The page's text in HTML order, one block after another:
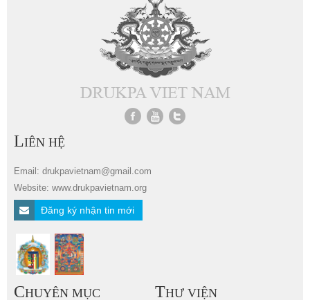
LIÊN HỆ
Email: drukpavietnam@gmail.com
Website: www.drukpavietnam.org
Đăng ký nhận tin mới
CHUYÊN MỤC THƯ VIỆN